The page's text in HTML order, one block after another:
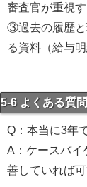
審査官が重視
③過去の履歴と
る資料（給与
5-6 よくある質
Q：本当に3年
A：ケースバイ
善していれば